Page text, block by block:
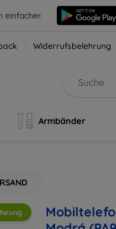
einfacher.
Widerrufsbelehrung
Armbänder